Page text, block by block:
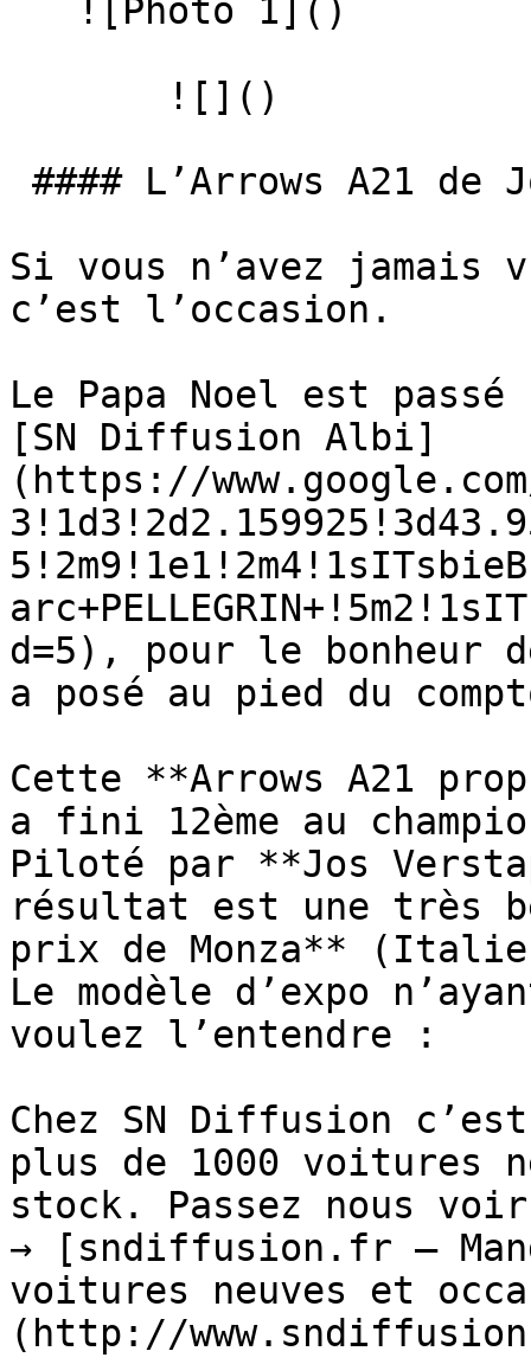
Si vous n’avez jamais
c’est l’occasion.
Le Papa Noel est
[SN Diffusion Albi]
(https://
d=5), pour le bonheur
a posé au pied du
Cette **Arrows A21
a fini 12ème au
Piloté par **Jos
résultat est une très
prix de Monza**
Le modèle d’expo
voulez l’entendre :
Chez SN Diffusion
plus de 1000 voitures
stock. Passez nous
→ [sndiffusion.fr –
voitures neuves et
(http://